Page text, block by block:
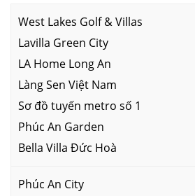
West Lakes Golf & Villas
Lavilla Green City
LA Home Long An
Làng Sen Việt Nam
Sơ đồ tuyến metro số 1
Phúc An Garden
Bella Villa Đức Hoà
Phúc An City